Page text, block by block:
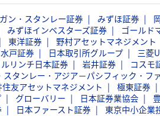
ン・スタンレー証券 みずほ証券
みずほインベスターズ証券 ゴールド
東洋証券 野村アセットマネジメント
水戸証券 日本取引所グループ 三菱
リンチ日本証券 岩井証券 コスモ
スタンレー・アジア－パシフィック・フ
住友アセットマネジメント 極東証券
グローバリー 日本証券業協会
日本ファースト証券 東京中小企業